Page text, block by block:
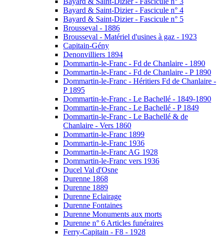
Bayard & Saint-Dizier - Fascicule n° 4
Bayard & Saint-Dizier - Fascicule n° 5
Brousseval - 1886
Brousseval - Matériel d'usines à gaz - 1923
Capitain-Gény
Denonvilliers 1894
Dommartin-le-Franc - Fd de Chanlaire - 1890
Dommartin-le-Franc - Fd de Chanlaire - P 1890
Dommartin-le-Franc - Héritiers Fd de Chanlaire -
P 1895
Dommartin-le-Franc - Le Bachellé - 1849-1890
Dommartin-le-Franc - Le Bachellé - P 1849
Dommartin-le-Franc - Le Bachellé & de
Chanlaire - Vers 1860
Dommartin-le-Franc 1899
Dommartin-le-Franc 1936
Dommartin-le-Franc AG 1928
Dommartin-le-Franc vers 1936
Ducel Val d'Osne
Durenne 1868
Durenne 1889
Durenne Eclairage
Durenne Fontaines
Durenne Monuments aux morts
Durenne n° 6 Articles funéraires
Ferry-Capitain - F8 - 1928